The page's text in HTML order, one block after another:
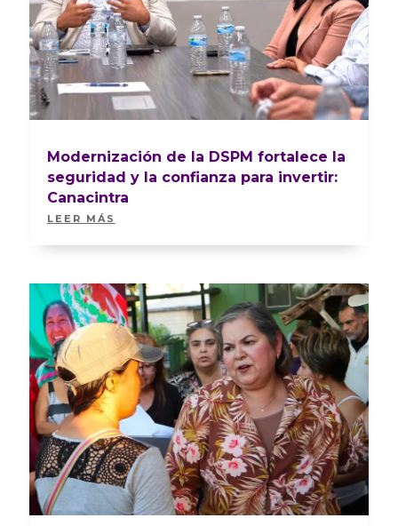
Modernización de la DSPM fortalece la
seguridad y la confianza para invertir:
Canacintra
LEER MÁS